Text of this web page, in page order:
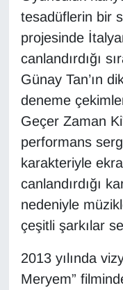
tesadüflerin bir
projesinde
canlandırdığı
Günay Tan’ın
deneme
Geçer Zaman
performans
karakteriyle
canlandırdığı
nedeniyle
çeşitli şarkılar
2013 yılında
Meryem”
HABERDE
İngilizce
Kadın
Kamu Alımları
Kim Kimdir?
Kültür & Sanat
MAGAZİN